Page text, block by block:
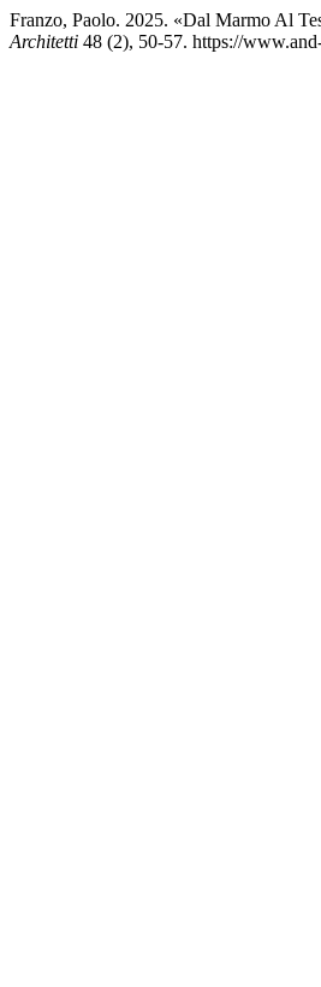
Franzo, Paolo. 2025. «Dal Marmo Al
Architetti 48 (2), 50-57. https://